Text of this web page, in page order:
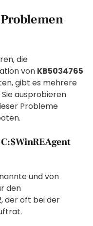
die
von KB5034765
gibt es mehrere
ausprobieren
Probleme
und von
den
der oft bei der